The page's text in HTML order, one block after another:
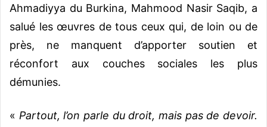
Ahmadiyya du Burkina, Mahmood Nasir Saqib, a
salué les œuvres de tous ceux qui, de loin ou de
près, ne manquent d’apporter soutien et
réconfort aux couches sociales les plus
démunies.
« Partout, l’on parle du droit, mais pas de devoir.